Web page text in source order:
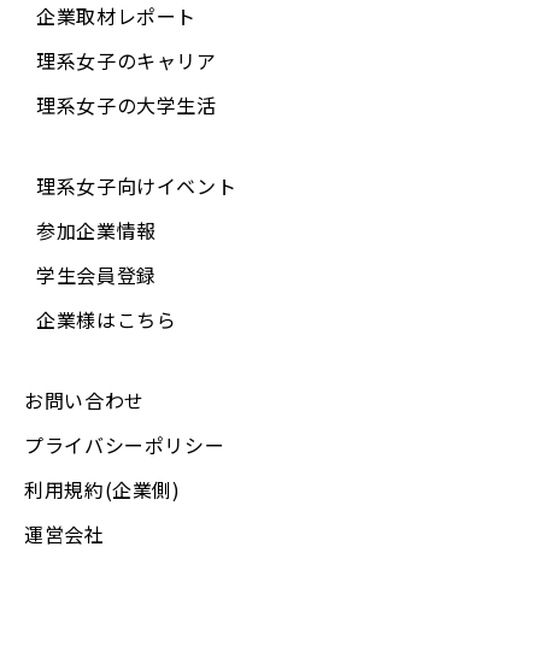
企業取材レポート
理系女子のキャリア
理系女子の大学生活
理系女子向けイベント
参加企業情報
学生会員登録
企業様はこちら
お問い合わせ
プライバシーポリシー
利用規約(企業側)
運営会社